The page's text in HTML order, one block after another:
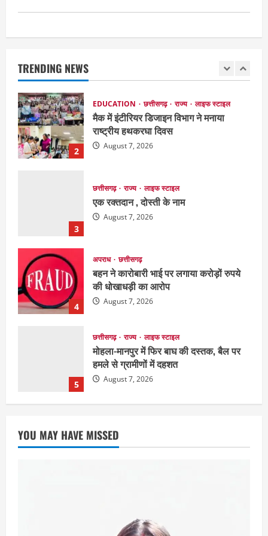
TRENDING NEWS
EDUCATION छत्तीसगढ़ राज्य लाइफ स्टाइल
August 7, 2026
छत्तीसगढ़ राज्य लाइफ स्टाइल
एक रक्तदान , दोस्ती के नाम
August 7, 2026
अपराध छत्तीसगढ़
बहन ने कारोबारी भाई पर लगाया करोड़ों रुपये
की धोखाधड़ी का आरोप
छत्तीसगढ़ राज्य लाइफ स्टाइल
मोहला-मानपुर में फिर बाघ की दस्तक, बैल पर
हमले से ग्रामीणों में दहशत
छत्तीसगढ़ राजनीति
151 किमी विधायक भावना बोहरा करेंगी
अमरकंटक से भोरमदेव तक पदयात्रा
मैक में इंटीरियर डिजाइन विभाग ने मनाया
एक रक्तदान , दोस्ती के नाम
YOU MAY HAVE MISSED